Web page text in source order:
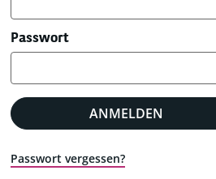
Passwort
ANMELDEN
Passwort vergessen?